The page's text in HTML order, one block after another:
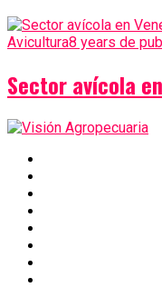
Avicultura8 years de
Sector avícola